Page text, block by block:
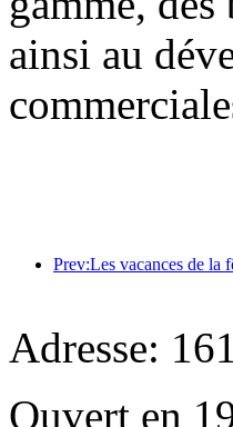
ainsi au
Adresse:
Ouvert en